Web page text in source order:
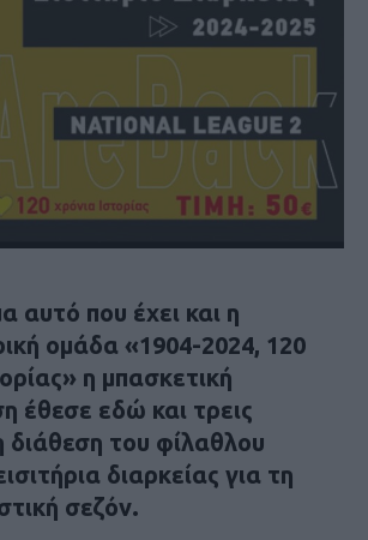
αυτό που έχει και η
ομάδα «1904-2024, 120
η μπασκετική
έθεσε εδώ και τρεις
διάθεση του φίλαθλου
διαρκείας για τη
σεζόν.